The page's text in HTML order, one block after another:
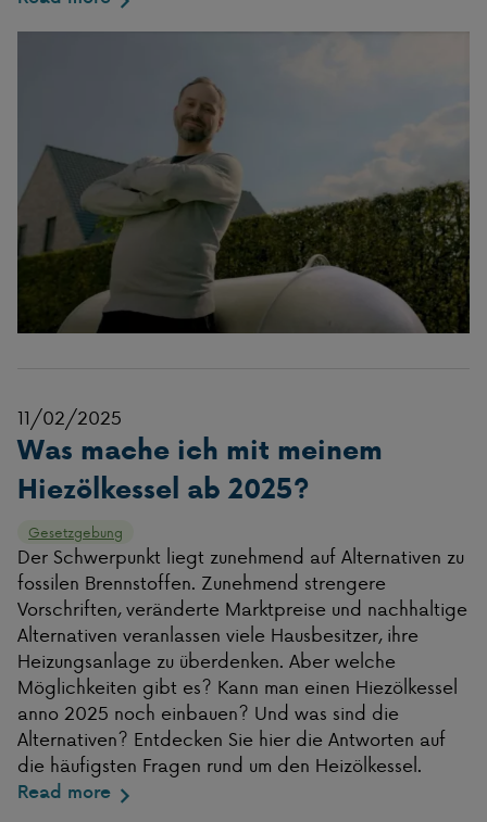
11/02/2025
Was mache ich mit meinem
Hiezölkessel ab 2025?
Gesetzgebung
Der Schwerpunkt liegt zunehmend auf Alternativen zu
fossilen Brennstoffen. Zunehmend strengere
Vorschriften, veränderte Marktpreise und nachhaltige
Alternativen veranlassen viele Hausbesitzer, ihre
Heizungsanlage zu überdenken. Aber welche
Möglichkeiten gibt es? Kann man einen Hiezölkessel
anno 2025 noch einbauen? Und was sind die
Alternativen? Entdecken Sie hier die Antworten auf
die häufigsten Fragen rund um den Heizölkessel.
Read more